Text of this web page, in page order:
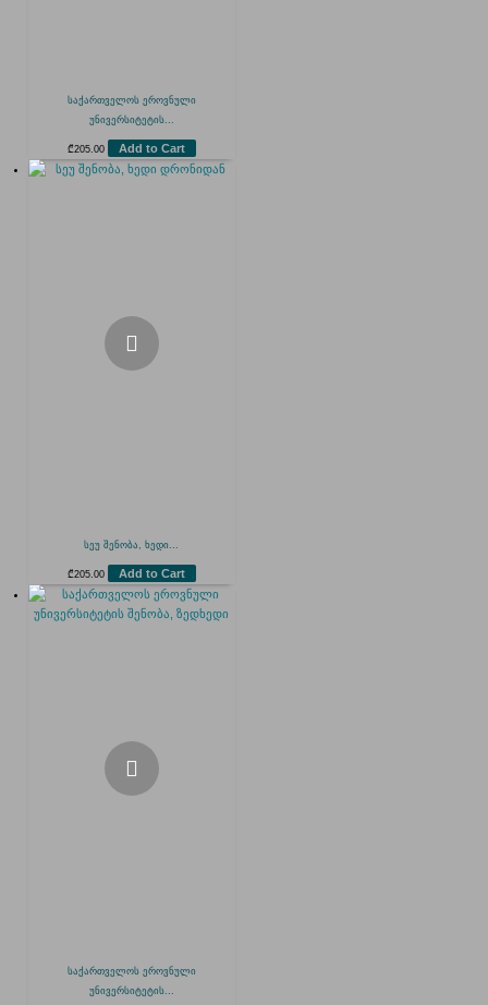
საქართველოს ეროვნული
უნივერსიტეტის...
₾205.00 Add to Cart
სეუ შენობა, ხედი...
₾205.00 Add to Cart
საქართველოს ეროვნული
უნივერსიტეტის...